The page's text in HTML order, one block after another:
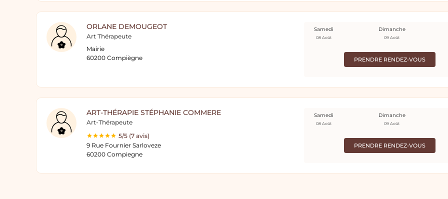
ORLANE DEMOUGEOT
Art Thérapeute
Mairie
60200 Compiègne
PRENDRE RENDEZ-VOUS
Samedi
08 Août
Dimanche
09 Août
ART-THÉRAPIE STÉPHANIE COMMERE
Art-Thérapeute
5/5 (7 avis)
9 Rue Fournier Sarloveze
60200 Compiegne
PRENDRE RENDEZ-VOUS
Samedi
08 Août
Dimanche
09 Août